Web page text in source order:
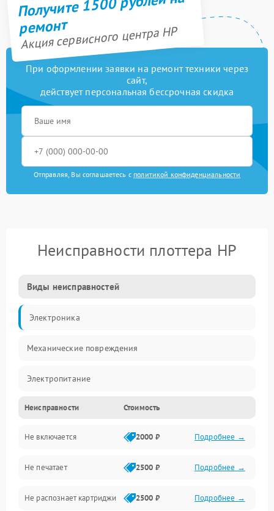
ремонт
Акция сервисного центра HP
При оформлении заявки на ремонт техники через
сайт,
действует персональная бессрочная скидка
Отправляя, Вы соглашаетесь с политикой конфиденциальности
Неисправности плоттера HP
Виды неисправностей
Электроника
Механические повреждения
Электропитание
Работа системы
Механика
Оптика
Программное обеспечение
Неисправности Стоимость
Не включается 2000 ₽ Подробнее →
Не печатает 2500 ₽ Подробнее →
Не распознает картриджи 2500 ₽ Подробнее →